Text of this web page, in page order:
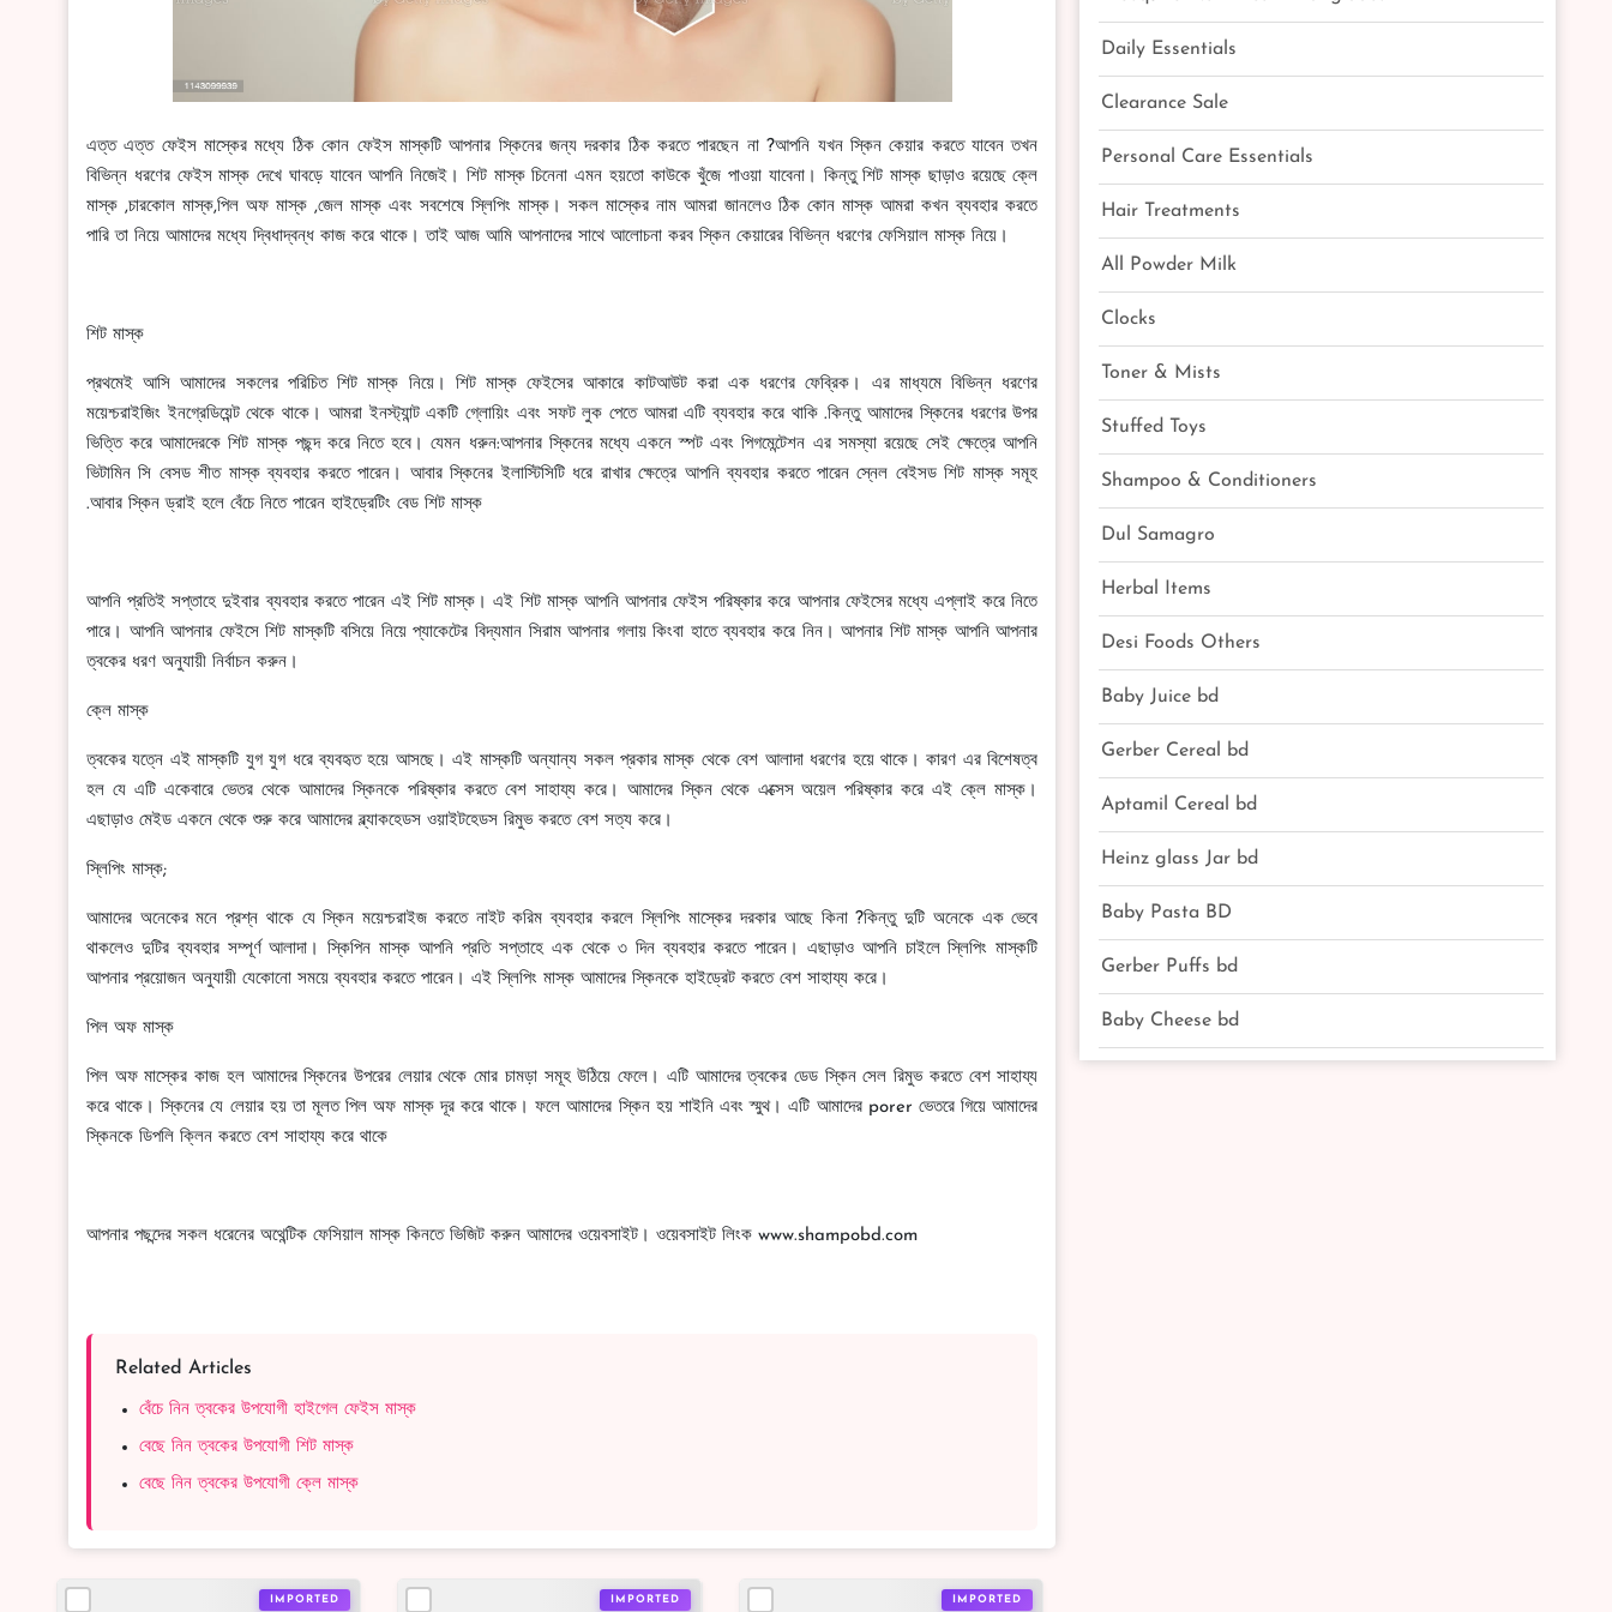
এত্ত এত্ত ফেইস মাস্কের মধ্যে ঠিক কোন ফেইস মাস্কটি আপনার স্কিনের জন্য দরকার ঠিক করতে পারছেন না ?আপনি যখন স্কিন কেয়ার করতে যাবেন তখন
বিভিন্ন ধরণের ফেইস মাস্ক দেখে ঘাবড়ে যাবেন আপনি নিজেই। শিট মাস্ক চিনেনা এমন হয়তো কাউকে খুঁজে পাওয়া যাবেনা। কিন্তু শিট মাস্ক ছাড়াও রয়েছে ক্লে
মাস্ক ,চারকোল মাস্ক,পিল অফ মাস্ক ,জেল মাস্ক এবং সবশেষে স্লিপিং মাস্ক। সকল মাস্কের নাম আমরা জানলেও ঠিক কোন মাস্ক আমরা কখন ব্যবহার করতে
পারি তা নিয়ে আমাদের মধ্যে দ্বিধাদ্বন্ধ কাজ করে থাকে। তাই আজ আমি আপনাদের সাথে আলোচনা করব স্কিন কেয়ারের বিভিন্ন ধরণের ফেসিয়াল মাস্ক নিয়ে।
শিট মাস্ক
প্রথমেই আসি আমাদের সকলের পরিচিত শিট মাস্ক নিয়ে। শিট মাস্ক ফেইসের আকারে কাটআউট করা এক ধরণের ফেব্রিক। এর মাধ্যমে বিভিন্ন ধরণের
ময়েশ্চরাইজিং ইনগ্রেডিয়েন্ট থেকে থাকে। আমরা ইনস্ট্যান্ট একটি গ্লোয়িং এবং সফট লুক পেতে আমরা এটি ব্যবহার করে থাকি .কিন্তু আমাদের স্কিনের ধরণের উপর
ভিত্তি করে আমাদেরকে শিট মাস্ক পছন্দ করে নিতে হবে। যেমন ধরুন:আপনার স্কিনের মধ্যে একনে স্পট এবং পিগমেন্টেশন এর সমস্যা রয়েছে সেই ক্ষেত্রে আপনি
ভিটামিন সি বেসড শীত মাস্ক ব্যবহার করতে পারেন। আবার স্কিনের ইলাস্টিসিটি ধরে রাখার ক্ষেত্রে আপনি ব্যবহার করতে পারেন স্নেল বেইসড শিট মাস্ক সমূহ
.আবার স্কিন ড্রাই হলে বেঁচে নিতে পারেন হাইড্রেটিং বেড শিট মাস্ক
আপনি প্রতিই সপ্তাহে দুইবার ব্যবহার করতে পারেন এই শিট মাস্ক। এই শিট মাস্ক আপনি আপনার ফেইস পরিষ্কার করে আপনার ফেইসের মধ্যে এপ্লাই করে নিতে
পারে। আপনি আপনার ফেইসে শিট মাস্কটি বসিয়ে নিয়ে প্যাকেটের বিদ্যমান সিরাম আপনার গলায় কিংবা হাতে ব্যবহার করে নিন। আপনার শিট মাস্ক আপনি আপনার
ত্বকের ধরণ অনুযায়ী নির্বাচন করুন।
ক্লে মাস্ক
ত্বকের যত্নে এই মাস্কটি যুগ যুগ ধরে ব্যবহৃত হয়ে আসছে। এই মাস্কটি অন্যান্য সকল প্রকার মাস্ক থেকে বেশ আলাদা ধরণের হয়ে থাকে। কারণ এর বিশেষত্ব
হল যে এটি একেবারে ভেতর থেকে আমাদের স্কিনকে পরিষ্কার করতে বেশ সাহায্য করে। আমাদের স্কিন থেকে এক্সেস অয়েল পরিষ্কার করে এই ক্লে মাস্ক।
এছাড়াও মেইড একনে থেকে শুরু করে আমাদের ব্ল্যাকহেডস ওয়াইটহেডস রিমুভ করতে বেশ সত্য করে।
স্লিপিং মাস্ক;
আমাদের অনেকের মনে প্রশ্ন থাকে যে স্কিন ময়েশ্চরাইজ করতে নাইট করিম ব্যবহার করলে স্লিপিং মাস্কের দরকার আছে কিনা ?কিন্তু দুটি অনেকে এক ভেবে
থাকলেও দুটির ব্যবহার সম্পূর্ণ আলাদা। স্কিপিন মাস্ক আপনি প্রতি সপ্তাহে এক থেকে ৩ দিন ব্যবহার করতে পারেন। এছাড়াও আপনি চাইলে স্লিপিং মাস্কটি
আপনার প্রয়োজন অনুযায়ী যেকোনো সময়ে ব্যবহার করতে পারেন। এই স্লিপিং মাস্ক আমাদের স্কিনকে হাইড্রেট করতে বেশ সাহায্য করে।
পিল অফ মাস্ক
পিল অফ মাস্কের কাজ হল আমাদের স্কিনের উপরের লেয়ার থেকে মোর চামড়া সমূহ উঠিয়ে ফেলে। এটি আমাদের ত্বকের ডেড স্কিন সেল রিমুভ করতে বেশ সাহায্য
করে থাকে। স্কিনের যে লেয়ার হয় তা মূলত পিল অফ মাস্ক দূর করে থাকে। ফলে আমাদের স্কিন হয় শাইনি এবং স্মুথ। এটি আমাদের porer ভেতরে গিয়ে আমাদের
স্কিনকে ডিপলি ক্লিন করতে বেশ সাহায্য করে থাকে
আপনার পছন্দের সকল ধরেনের অথেন্টিক ফেসিয়াল মাস্ক কিনতে ভিজিট করুন আমাদের ওয়েবসাইট। ওয়েবসাইট লিংক www.shampobd.com
Related Articles
বেঁচে নিন ত্বকের উপযোগী হাইগেল ফেইস মাস্ক
বেছে নিন ত্বকের উপযোগী শিট মাস্ক
বেছে নিন ত্বকের উপযোগী ক্লে মাস্ক
IMPORTED IMPORTED IMPORTED
Daily Essentials
Clearance Sale
Personal Care Essentials
Hair Treatments
All Powder Milk
Clocks
Toner & Mists
Stuffed Toys
Shampoo & Conditioners
Dul Samagro
Herbal Items
Desi Foods Others
Baby Juice bd
Gerber Cereal bd
Aptamil Cereal bd
Heinz glass Jar bd
Baby Pasta BD
Gerber Puffs bd
Baby Cheese bd